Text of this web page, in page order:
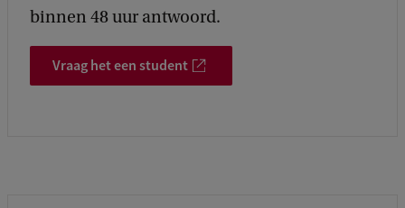
binnen 48 uur antwoord.
Vraag het een student